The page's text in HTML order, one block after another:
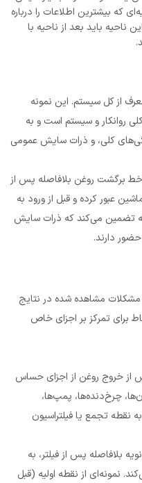
که بیشترین اطلاعات را درباره
ناحیه باید بعد از ناحیه با
از کل سیستم. این نمونه
روانکار و سیستم است و به
کلی، و ذرات سایش عمومی
خط برگشت روغن بلافاصله پس از
عبور کرده و قبل از ورود به
تضمین می‌کند که ذرات سایش
دارند.
مشاهده شده در نتایج
برای تمرکز بر اجزای خاص
از خروج روغن از اجزای حساس
چرخ‌دنده‌ها، پمپ‌ها،
نقطه تجمع یا فیلتراسیون
بلافاصله پس از فیلتر، به
نمونه‌ای از نقطه اولیه (قبل